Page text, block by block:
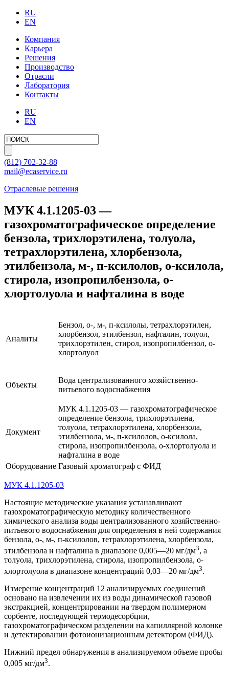
RU
EN
Компания
Карьера
Решения
Производство
Отрасли
Лаборатория
Контакты
RU
EN
(812) 702-32-88
mail@ecaservice.ru
Отраслевые решения
МУК 4.1.1205-03 —
газохроматографическое определение
бензола, трихлорэтилена, толуола,
тетрахлорэтилена, хлорбензола,
этилбензола, м-, п-ксилолов, о-ксилола,
стирола, изопропилбензола, о-
хлортолуола и нафталина в воде
Аналиты
Бензол, о-, м-, п-ксилолы, тетрахлорэтилен,
хлорбензол, этилбензол, нафталин, толуол,
трихлорэтилен, стирол, изопропилбензол, о-
хлортолуол
Объекты
Вода централизованного хозяйственно-
питьевого водоснабжения
Документ
МУК 4.1.1205-03 — газохроматографическое
определение бензола, трихлорэтилена,
толуола, тетрахлорэтилена, хлорбензола,
этилбензола, м-, п-ксилолов, о-ксилола,
стирола, изопропилбензола, о-хлортолуола и
нафталина в воде
Оборудование Газовый хроматограф с ФИД
МУК 4.1.1205-03
Настоящие методические указания устанавливают
газохроматографическую методику количественного
химического анализа воды централизованного хозяйственно-
питьевого водоснабжения для определения в ней содержания
бензола, о-, м-, п-ксилолов, тетрахлорэтилена, хлорбензола,
этилбензола и нафталина в диапазоне 0,005—20 мг/дм3, а
толуола, трихлорэтилена, стирола, изопропилбензола, о-
хлортолуола в диапазоне концентраций 0,03—20 мг/дм3.
Измерение концентраций 12 анализируемых соединений
основано на извлечении их из воды динамической газовой
экстракцией, концентрировании на твердом полимерном
сорбенте, последующей термодесорбции,
газохроматографическом разделении на капиллярной колонке
и детектировании фотоионизационным детектором (ФИД).
Нижний предел обнаружения в анализируемом объеме пробы
0,005 мг/дм3.